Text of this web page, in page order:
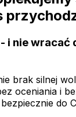
i nie wracać
brak silnej
oceniania i
do